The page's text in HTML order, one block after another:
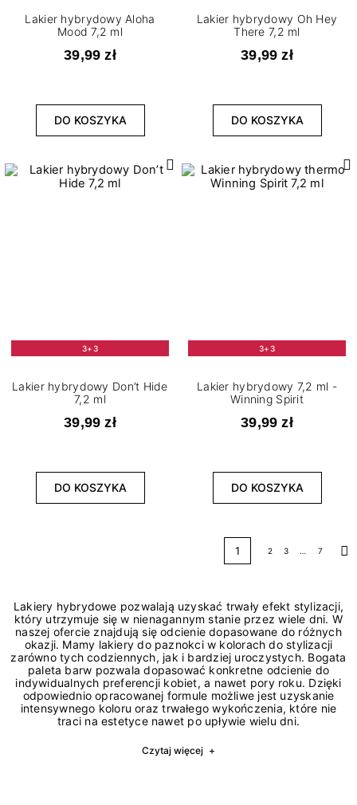
Lakier hybrydowy Aloha
Mood 7,2 ml
39,99 zł
DO KOSZYKA
Lakier hybrydowy Oh Hey
There 7,2 ml
39,99 zł
DO KOSZYKA
3+3
Lakier hybrydowy Don’t Hide
7,2 ml
39,99 zł
DO KOSZYKA
3+3
Lakier hybrydowy 7,2 ml -
Winning Spirit
39,99 zł
DO KOSZYKA
1 2 3 … 7
Lakiery hybrydowe pozwalają uzyskać trwały efekt stylizacji,
który utrzymuje się w nienagannym stanie przez wiele dni. W
naszej ofercie znajdują się odcienie dopasowane do różnych
okazji. Mamy lakiery do paznokci w kolorach do stylizacji
zarówno tych codziennych, jak i bardziej uroczystych. Bogata
paleta barw pozwala dopasować konkretne odcienie do
indywidualnych preferencji kobiet, a nawet pory roku. Dzięki
odpowiednio opracowanej formule możliwe jest uzyskanie
intensywnego koloru oraz trwałego wykończenia, które nie
traci na estetyce nawet po upływie wielu dni.
Czytaj więcej +